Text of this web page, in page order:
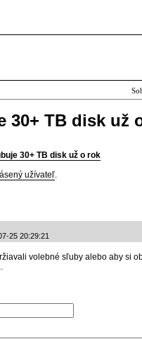
30+ TB disk už
30+ TB disk už o rok
užívateľ.
25 20:29:21
volebné sľuby alebo aby si